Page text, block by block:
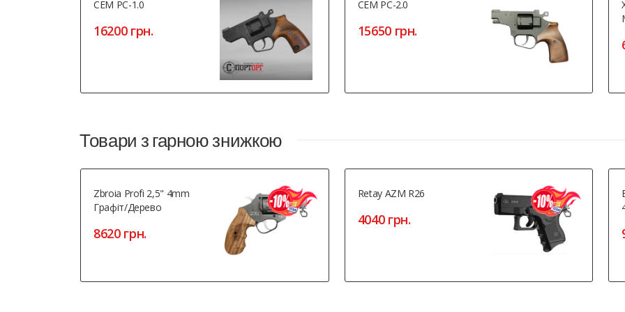
СЕМ РС-1.0
16200 грн.
СЕМ РС-2.0
15650 грн.
Товари з гарною знижкою
Zbroia Profi 2,5" 4mm
Графіт/дерево
8620 грн.
Retay AZM R26
4040 грн.